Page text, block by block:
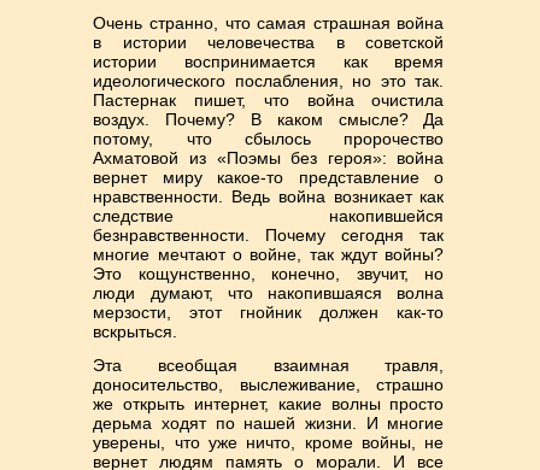
Очень странно, что самая страшная война
в истории человечества в советской
истории воспринимается как время
идеологического послабления, но это так.
Пастернак пишет, что война очистила
воздух. Почему? В каком смысле? Да
потому, что сбылось пророчество
Ахматовой из «Поэмы без героя»: война
вернет миру какое-то представление о
нравственности. Ведь война возникает как
следствие накопившейся
безнравственности. Почему сегодня так
многие мечтают о войне, так ждут войны?
Это кощунственно, конечно, звучит, но
люди думают, что накопившаяся волна
мерзости, этот гнойник должен как-то
вскрыться.
Эта всеобщая взаимная травля,
доносительство, выслеживание, страшно
же открыть интернет, какие волны просто
дерьма ходят по нашей жизни. И многие
уверены, что уже ничто, кроме войны, не
вернет людям память о морали. И все